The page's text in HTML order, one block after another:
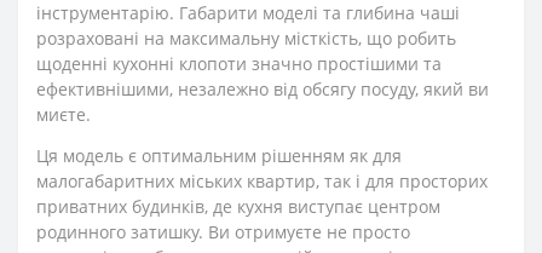
інструментарію. Габарити моделі та глибина чаші
розраховані на максимальну місткість, що робить
щоденні кухонні клопоти значно простішими та
ефективнішими, незалежно від обсягу посуду, який ви
миєте.
Ця модель є оптимальним рішенням як для
малогабаритних міських квартир, так і для просторих
приватних будинків, де кухня виступає центром
родинного затишку. Ви отримуєте не просто